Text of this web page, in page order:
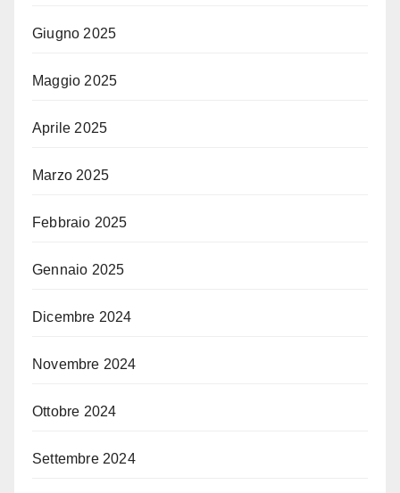
Giugno 2025
Maggio 2025
Aprile 2025
Marzo 2025
Febbraio 2025
Gennaio 2025
Dicembre 2024
Novembre 2024
Ottobre 2024
Settembre 2024